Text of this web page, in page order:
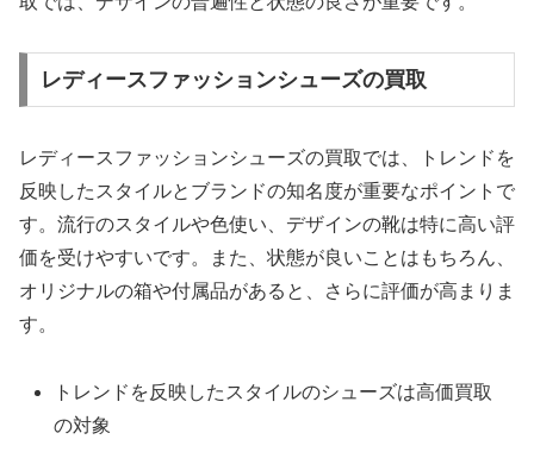
レディースファッションシューズの買取
レディースファッションシューズの買取では、トレンドを
反映したスタイルとブランドの知名度が重要なポイントで
す。流行のスタイルや色使い、デザインの靴は特に高い評
価を受けやすいです。また、状態が良いことはもちろん、
オリジナルの箱や付属品があると、さらに評価が高まりま
す。
トレンドを反映したスタイルのシューズは高価買取
の対象